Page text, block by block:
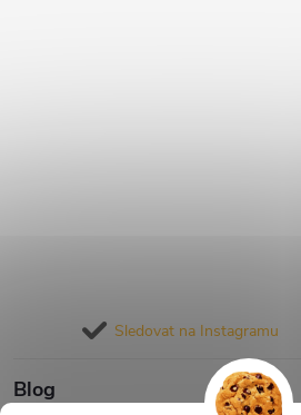
Sledovat na Instagramu
Blog